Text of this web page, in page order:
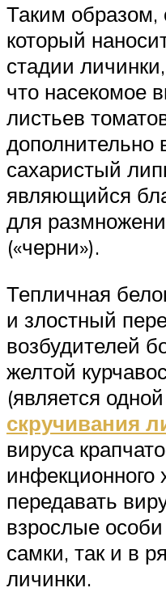
Таким образом,
который
стадии
что насекомое
листьев
дополнительно
сахаристый
являющийся
для
(«черни»).
Тепличная
и злостный
возбудителей
желтой
(является
скручивания
вируса
инфекционного
передавать
взрослые
самки, так и в
личинки.